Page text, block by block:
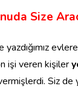
Size
yazdığımız
işi veren kişiler
vermişlerdi. Siz